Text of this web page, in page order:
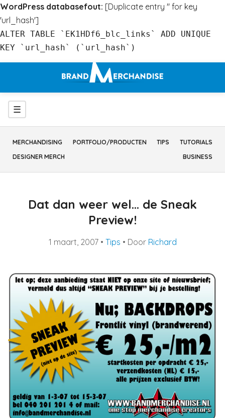
WordPress databasefout: [Duplicate entry '' for key
'url_hash']
ALTER TABLE `EK1HDf6_blc_links` ADD UNIQUE
KEY `url_hash` (`url_hash`)
inhoud
Menu
☰
MERCHANDISING PORTFOLIO/PRODUCTEN TIPS
TUTORIALS
DESIGNER MERCH
BUSINESS
Dat dan weer wel… de Sneak
Preview!
1 maart, 2007 • Tips • Door Richard